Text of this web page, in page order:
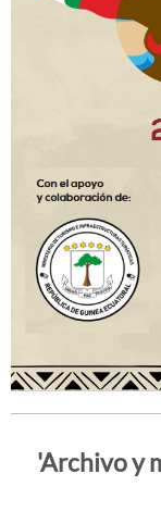
'Archivo y